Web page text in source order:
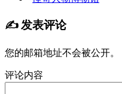
✍️ 发表评论
您的邮箱地址不会被公开。
评论内容